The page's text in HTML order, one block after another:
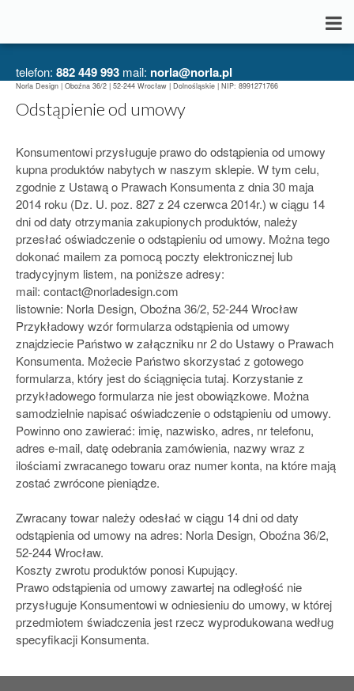
telefon: 882 449 993 mail: norla@norla.pl
Norla Design | Oboźna 36/2 | 52-244 Wrocław | Dolnośląskie | NIP: 8991271766
Odstąpienie od umowy
Konsumentowi przysługuje prawo do odstąpienia od umowy
kupna produktów nabytych w naszym sklepie. W tym celu,
zgodnie z Ustawą o Prawach Konsumenta z dnia 30 maja
2014 roku (Dz. U. poz. 827 z 24 czerwca 2014r.) w ciągu 14
dni od daty otrzymania zakupionych produktów, należy
przesłać oświadczenie o odstąpieniu od umowy. Można tego
dokonać mailem za pomocą poczty elektronicznej lub
tradycyjnym listem, na poniższe adresy:
mail: contact@norladesign.com
listownie: Norla Design, Oboźna 36/2, 52-244 Wrocław
Przykładowy wzór formularza odstąpienia od umowy
znajdziecie Państwo w załączniku nr 2 do Ustawy o Prawach
Konsumenta. Możecie Państwo skorzystać z gotowego
formularza, który jest do ściągnięciatutaj. Korzystanie z
przykładowego formularza nie jest obowiązkowe. Można
samodzielnie napisać oświadczenie o odstąpieniu od umowy.
Powinno ono zawierać: imię, nazwisko, adres, nr telefonu,
adres e-mail, datę odebrania zamówienia, nazwy wraz z
ilościami zwracanego towaru oraz numer konta, na które mają
zostać zwrócone pieniądze.
Zwracany towar należy odesłać w ciągu 14 dni od daty
odstąpienia od umowy na adres: Norla Design, Oboźna 36/2,
52-244 Wrocław.
Koszty zwrotu produktów ponosi Kupujący.
Prawo odstąpienia od umowy zawartej na odległość nie
przysługuje Konsumentowi w odniesieniu do umowy, w której
przedmiotem świadczenia jest rzecz wyprodukowana według
specyfikacji Konsumenta.